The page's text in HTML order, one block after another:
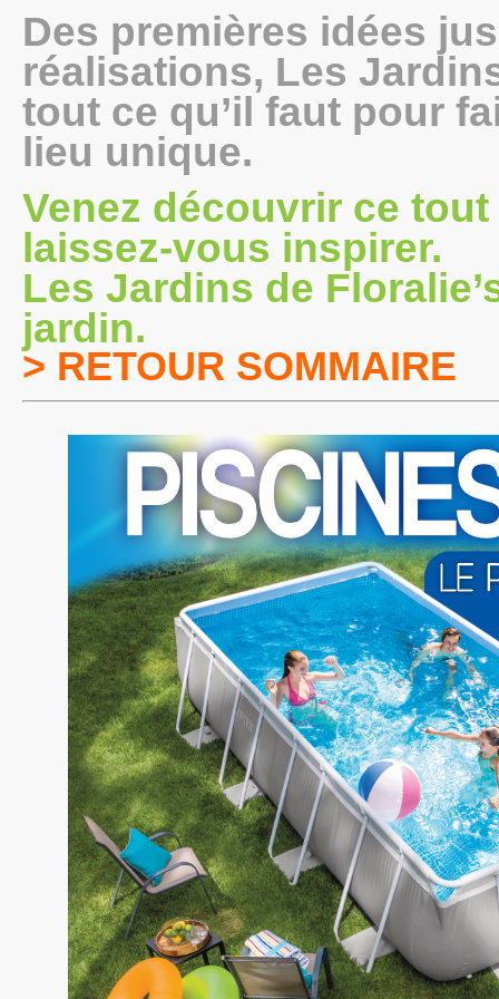
Des premières idées
réalisations, Les
tout ce qu’il faut pour
lieu unique.
Venez découvrir ce
laissez-vous inspirer.
Les Jardins de
jardin.
> RETOUR SOMMAIRE